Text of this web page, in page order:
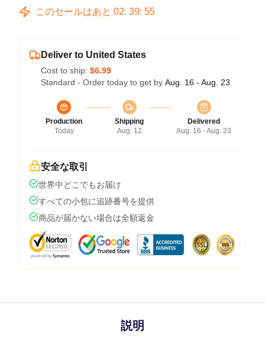
このセールはあと 02: 39: 54
Deliver to United States
Cost to ship: $6.99
Standard - Order today to get by Aug. 16 - Aug. 23
Production
Today
Shipping
Aug. 12
Delivered
Aug. 16 - Aug. 23
安全な取引
世界中どこでもお届け
すべての小包に追跡番号を提供
商品が届かない場合は全額返金
説明